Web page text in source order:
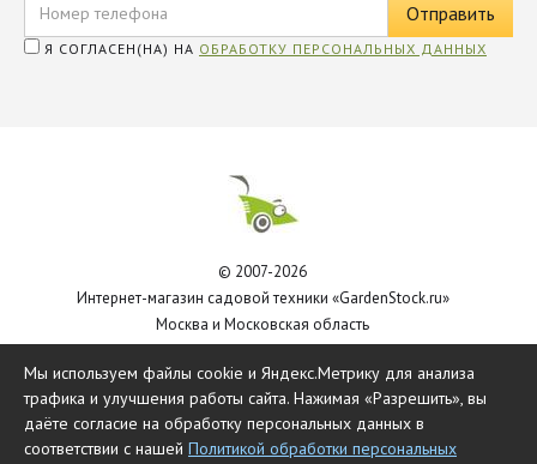
Я СОГЛАСЕН(НА) НА ОБРАБОТКУ ПЕРСОНАЛЬНЫХ ДАННЫХ
© 2007-2026
Интернет-магазин садовой техники «GardenStock.ru»
Москва и Московская область
Мы используем файлы cookie и Яндекс.Метрику для анализа
трафика и улучшения работы сайта. Нажимая «Разрешить», вы
даёте согласие на обработку персональных данных в
соответствии с нашей Политикой обработки персональных